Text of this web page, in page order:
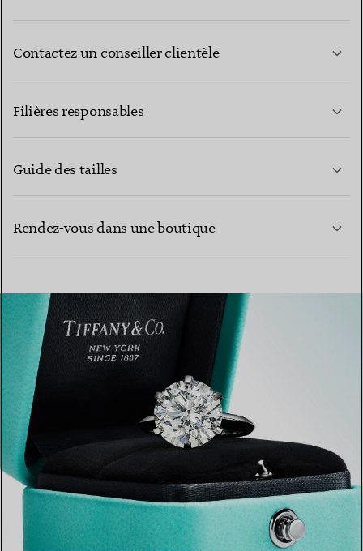
Contactez un conseiller clientèle
Filières responsables
Guide des tailles
Rendez-vous dans une boutique
TROUVEZ LA BOUTIQUE LA PLUS PROCHE